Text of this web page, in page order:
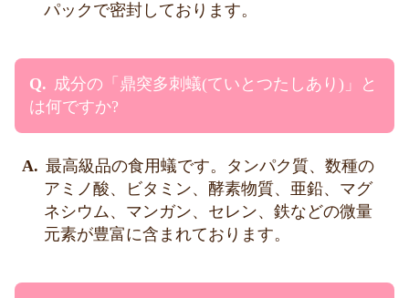
パックで密封しております。
成分の「鼎突多刺蟻(ていとつたしあり)」と
は何ですか?
最高級品の食用蟻です。タンパク質、数種の
アミノ酸、ビタミン、酵素物質、亜鉛、マグ
ネシウム、マンガン、セレン、鉄などの微量
元素が豊富に含まれております。